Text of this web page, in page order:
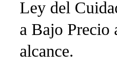
Ley del
a Bajo Precio
alcance.